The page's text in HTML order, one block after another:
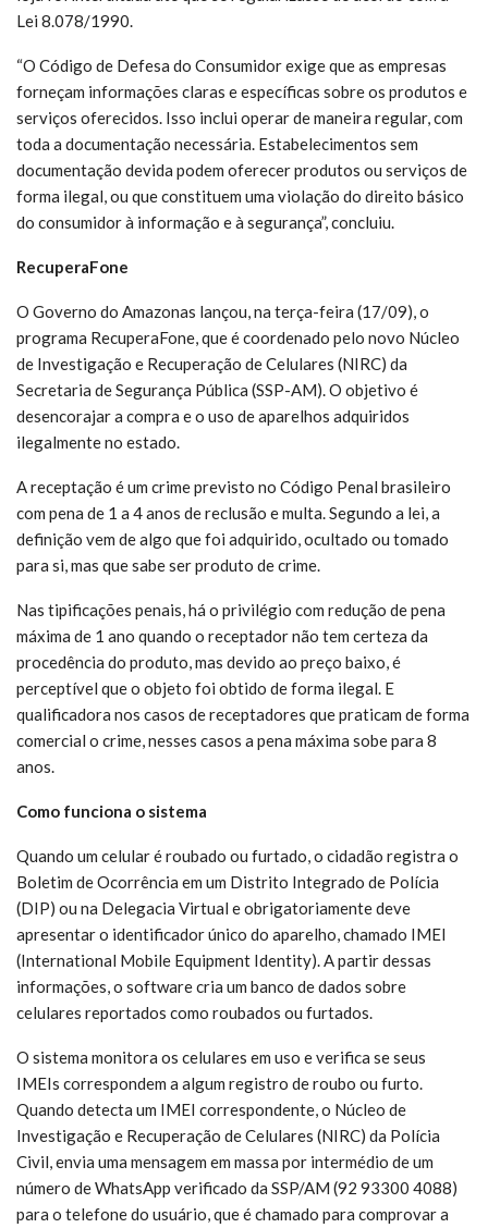
Lei 8.078/1990.
“O Código de Defesa do Consumidor exige que as empresas
forneçam informações claras e específicas sobre os produtos e
serviços oferecidos. Isso inclui operar de maneira regular, com
toda a documentação necessária. Estabelecimentos sem
documentação devida podem oferecer produtos ou serviços de
forma ilegal, ou que constituem uma violação do direito básico
do consumidor à informação e à segurança”, concluiu.
RecuperaFone
O Governo do Amazonas lançou, na terça-feira (17/09), o
programa RecuperaFone, que é coordenado pelo novo Núcleo
de Investigação e Recuperação de Celulares (NIRC) da
Secretaria de Segurança Pública (SSP-AM). O objetivo é
desencorajar a compra e o uso de aparelhos adquiridos
ilegalmente no estado.
A receptação é um crime previsto no Código Penal brasileiro
com pena de 1 a 4 anos de reclusão e multa. Segundo a lei, a
definição vem de algo que foi adquirido, ocultado ou tomado
para si, mas que sabe ser produto de crime.
Nas tipificações penais, há o privilégio com redução de pena
máxima de 1 ano quando o receptador não tem certeza da
procedência do produto, mas devido ao preço baixo, é
perceptível que o objeto foi obtido de forma ilegal. E
qualificadora nos casos de receptadores que praticam de forma
comercial o crime, nesses casos a pena máxima sobe para 8
anos.
Como funciona o sistema
Quando um celular é roubado ou furtado, o cidadão registra o
Boletim de Ocorrência em um Distrito Integrado de Polícia
(DIP) ou na Delegacia Virtual e obrigatoriamente deve
apresentar o identificador único do aparelho, chamado IMEI
(International Mobile Equipment Identity). A partir dessas
informações, o software cria um banco de dados sobre
celulares reportados como roubados ou furtados.
O sistema monitora os celulares em uso e verifica se seus
IMEIs correspondem a algum registro de roubo ou furto.
Quando detecta um IMEI correspondente, o Núcleo de
Investigação e Recuperação de Celulares (NIRC) da Polícia
Civil, envia uma mensagem em massa por intermédio de um
número de WhatsApp verificado da SSP/AM (92 93300 4088)
para o telefone do usuário, que é chamado para comprovar a